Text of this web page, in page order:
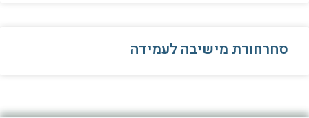
סחרחורת מישיבה לעמידה